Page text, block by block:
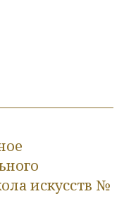
искусств №